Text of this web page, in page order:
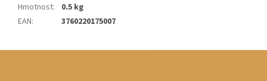
Hmotnost:
0.5 kg
EAN: 3760220175007